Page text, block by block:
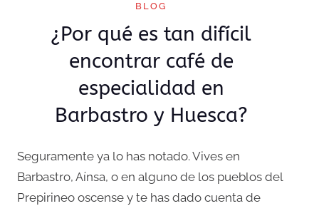
BLOG
¿Por qué es tan difícil
encontrar café de
especialidad en
Barbastro y Huesca?
Seguramente ya lo has notado. Vives en
Barbastro, Aínsa, o en alguno de los pueblos del
Prepirineo oscense y te has dado cuenta de